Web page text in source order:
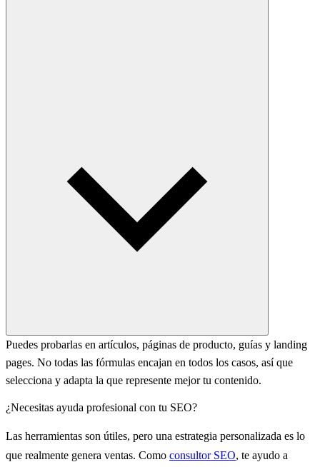
Puedes probarlas en artículos, páginas de producto, guías y landing
pages. No todas las fórmulas encajan en todos los casos, así que
selecciona y adapta la que represente mejor tu contenido.
¿Necesitas ayuda profesional con tu SEO?
Las herramientas son útiles, pero una estrategia personalizada es lo
que realmente genera ventas. Como consultor SEO, te ayudo a